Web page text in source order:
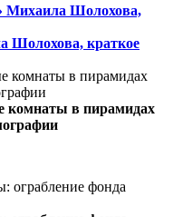
Михаила Шолохова,
Шолохова, краткое
комнаты в пирамидах